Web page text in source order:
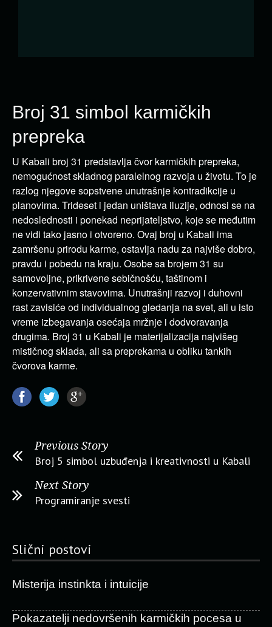
Broj 31 simbol karmičkih
prepreka
U Kabali broj 31 predstavlja čvor karmičkih prepreka,
nemogućnost skladnog paralelnog razvoja u životu. To je
razlog njegove sopstvene unutrašnje kontradikcije u
planovima. Trideset i jedan uništava iluzije, odnosi se na
nedoslednosti i ponekad neprijateljstvo, koje se međutim
ne vidi tako jasno i otvoreno. Ovaj broj u Kabali ima
zamršenu prirodu karme, ostavlja nadu za najviše dobro,
pravdu i pobedu na kraju. Osobe sa brojem 31 su
samovoljne, prikrivene sebičnošću, taštinom i
konzervativnim stavovima. Unutrašnji razvoj i duhovni
rast zavisiće od individualnog gledanja na svet, ali u isto
vreme izbegavanja osećaja mržnje i dodvoravanja
drugima. Broj 31 u Kabali je materijalizacija najvišeg
mističnog sklada, ali sa preprekama u obliku tankih
čvorova karme.
Previous Story
Broj 5 simbol uzbuđenja i kreativnosti u Kabali
Next Story
Programiranje svesti
Slični postovi
Misterija instinkta i intuicije
Pokazatelji nedovršenih karmičkih pocesa u